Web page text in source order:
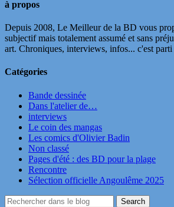
à propos
Depuis 2008, Le Meilleur de la BD vous
subjectif mais totalement assumé et sans
art. Chroniques, interviews, infos... c'est parti
Catégories
Bande dessinée
Dans l'atelier de…
interviews
Le coin des mangas
Les comics d'Olivier Badin
Non classé
Pages d'été : des BD pour la plage
Rencontre
Sélection officielle Angoulême 2025